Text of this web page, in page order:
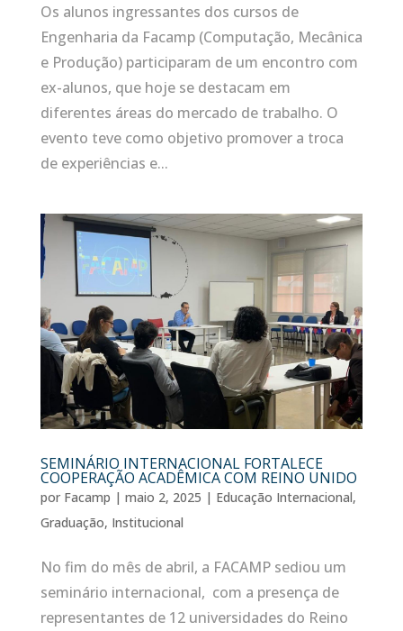
Os alunos ingressantes dos cursos de
Engenharia da Facamp (Computação, Mecânica
e Produção) participaram de um encontro com
ex-alunos, que hoje se destacam em
diferentes áreas do mercado de trabalho. O
evento teve como objetivo promover a troca
de experiências e...
SEMINÁRIO INTERNACIONAL FORTALECE
COOPERAÇÃO ACADÊMICA COM REINO UNIDO
por Facamp | maio 2, 2025 | Educação Internacional,
Graduação, Institucional
No fim do mês de abril, a FACAMP sediou um
seminário internacional, com a presença de
representantes de 12 universidades do Reino